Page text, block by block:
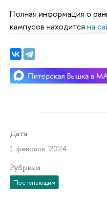
Полная информация о
кампусов находится на
Дата
1 февраля 2024
Рубрики
Поступающим